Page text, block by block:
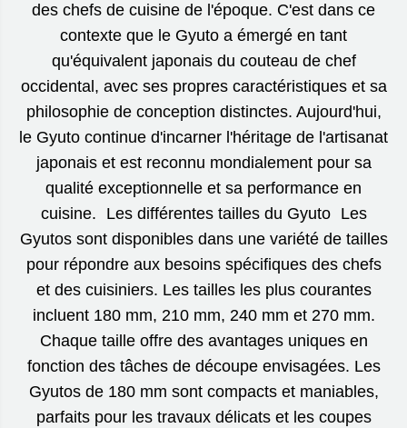
des chefs de cuisine de l'époque. C'est dans ce
contexte que le Gyuto a émergé en tant
qu'équivalent japonais du couteau de chef
occidental, avec ses propres caractéristiques et sa
philosophie de conception distinctes. Aujourd'hui,
le Gyuto continue d'incarner l'héritage de l'artisanat
japonais et est reconnu mondialement pour sa
qualité exceptionnelle et sa performance en
cuisine. Les différentes tailles du Gyuto Les
Gyutos sont disponibles dans une variété de tailles
pour répondre aux besoins spécifiques des chefs
et des cuisiniers. Les tailles les plus courantes
incluent 180 mm, 210 mm, 240 mm et 270 mm.
Chaque taille offre des avantages uniques en
fonction des tâches de découpe envisagées. Les
Gyutos de 180 mm sont compacts et maniables,
parfaits pour les travaux délicats et les coupes